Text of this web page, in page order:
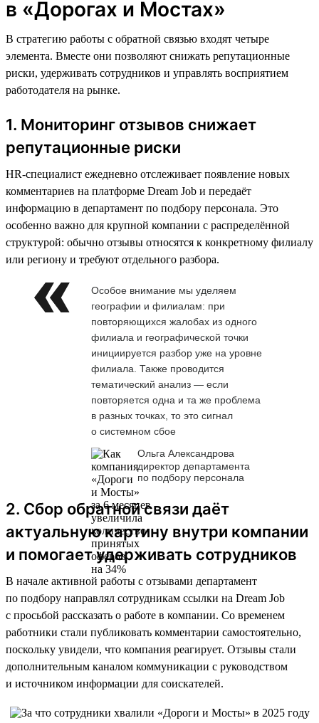
в «Дорогах и Мостах»
В стратегию работы с обратной связью входят четыре
элемента. Вместе они позволяют снижать репутационные
риски, удерживать сотрудников и управлять восприятием
работодателя на рынке.
1. Мониторинг отзывов снижает
репутационные риски
HR-специалист ежедневно отслеживает появление новых
комментариев на платформе Dream Job и передаёт
информацию в департамент по подбору персонала. Это
особенно важно для крупной компании с распределённой
структурой: обычно отзывы относятся к конкретному филиалу
или региону и требуют отдельного разбора.
Особое внимание мы уделяем
географии и филиалам: при
повторяющихся жалобах из одного
филиала и географической точки
инициируется разбор уже на уровне
филиала. Также проводится
тематический анализ — если
повторяется одна и та же проблема
в разных точках, то это сигнал
о системном сбое
Ольга Александрова
директор департамента
по подбору персонала
2. Сбор обратной связи даёт
актуальную картину внутри компании
и помогает удерживать сотрудников
В начале активной работы с отзывами департамент
по подбору направлял сотрудникам ссылки на Dream Job
с просьбой рассказать о работе в компании. Со временем
работники стали публиковать комментарии самостоятельно,
поскольку увидели, что компания реагирует. Отзывы стали
дополнительным каналом коммуникации с руководством
и источником информации для соискателей.